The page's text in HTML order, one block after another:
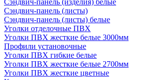
Сэндвич-панель (изделия) белые
Сэндвич-панель (листы)
Сэндвич-панель (листы) белые
Уголки отделочные ПВХ
Уголки ПВХ жесткие белые 3000мм
Профили установочные
Уголки ПВХ гибкие белые
Уголки ПВХ жесткие белые 2700мм
Уголки ПВХ жесткие цветные